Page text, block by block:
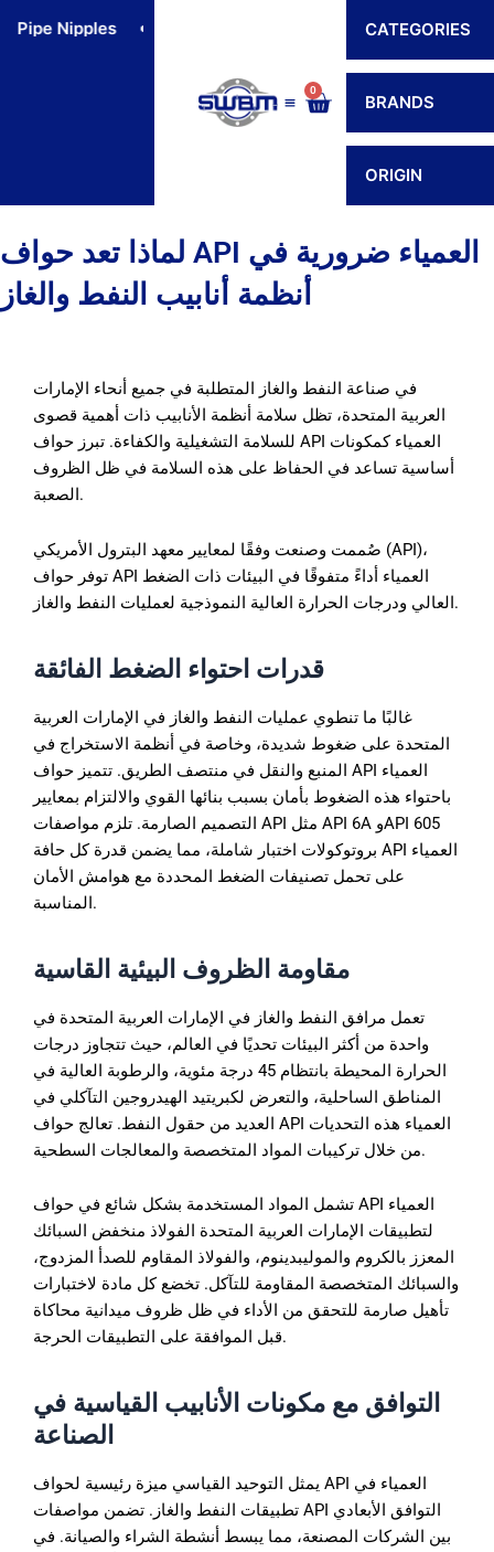
Nipples Flexible Connectors Hoses
0
Cart
CATEGORIES
BRANDS
ORIGIN
لماذا تعد حواف API العمياء ضرورية في
أنظمة أنابيب النفط والغاز
في صناعة النفط والغاز المتطلبة في جميع أنحاء الإمارات
العربية المتحدة، تظل سلامة أنظمة الأنابيب ذات أهمية قصوى
للسلامة التشغيلية والكفاءة. تبرز حواف API العمياء كمكونات
أساسية تساعد في الحفاظ على هذه السلامة في ظل الظروف
الصعبة.
صُممت وصنعت وفقًا لمعايير معهد البترول الأمريكي (API)،
توفر حواف API العمياء أداءً متفوقًا في البيئات ذات الضغط
العالي ودرجات الحرارة العالية النموذجية لعمليات النفط والغاز.
قدرات احتواء الضغط الفائقة
غالبًا ما تنطوي عمليات النفط والغاز في الإمارات العربية
المتحدة على ضغوط شديدة، وخاصة في أنظمة الاستخراج في
المنبع والنقل في منتصف الطريق. تتميز حواف API العمياء
باحتواء هذه الضغوط بأمان بسبب بنائها القوي والالتزام بمعايير
التصميم الصارمة. تلزم مواصفات API مثل API 6A وAPI 605
بروتوكولات اختبار شاملة، مما يضمن قدرة كل حافة API العمياء
على تحمل تصنيفات الضغط المحددة مع هوامش الأمان
المناسبة.
مقاومة الظروف البيئية القاسية
تعمل مرافق النفط والغاز في الإمارات العربية المتحدة في
واحدة من أكثر البيئات تحديًا في العالم، حيث تتجاوز درجات
الحرارة المحيطة بانتظام 45 درجة مئوية، والرطوبة العالية في
المناطق الساحلية، والتعرض لكبريتيد الهيدروجين التآكلي في
العديد من حقول النفط. تعالج حواف API العمياء هذه التحديات
من خلال تركيبات المواد المتخصصة والمعالجات السطحية.
تشمل المواد المستخدمة بشكل شائع في حواف API العمياء
لتطبيقات الإمارات العربية المتحدة الفولاذ منخفض السبائك
المعزز بالكروم والموليبدينوم، والفولاذ المقاوم للصدأ المزدوج،
والسبائك المتخصصة المقاومة للتآكل. تخضع كل مادة لاختبارات
تأهيل صارمة للتحقق من الأداء في ظل ظروف ميدانية محاكاة
قبل الموافقة على التطبيقات الحرجة.
التوافق مع مكونات الأنابيب القياسية في
الصناعة
يمثل التوحيد القياسي ميزة رئيسية لحواف API العمياء في
تطبيقات النفط والغاز. تضمن مواصفات API التوافق الأبعادي
بين الشركات المصنعة، مما يبسط أنشطة الشراء والصيانة. في